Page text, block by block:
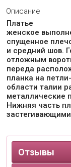
Описание
Платье
женское
спущенное
и средний шов.
отложным
переда
планка на
области талии
металлические
Нижняя часть
Отзывы